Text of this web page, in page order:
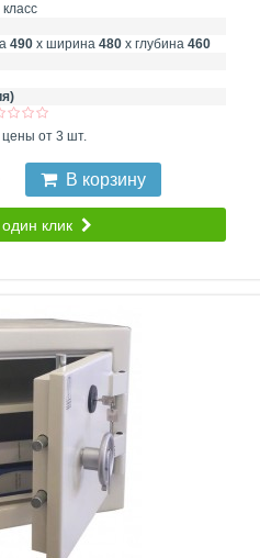
класс
490 х ширина 480 х глубина 460
от 3 шт.
В корзину
клик